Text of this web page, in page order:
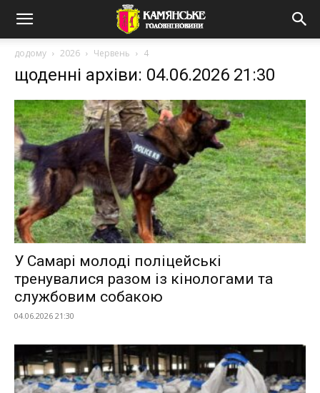
додому 2026 Червень 4
щоденні архіви: 04.06.2026 21:30
У Самарі молоді поліцейські
тренувалися разом із кінологами та
службовим собакою
04.06.2026 21:30